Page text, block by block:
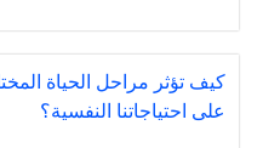
كيف تؤثر مراحل الحياة
على احتياجاتنا النفسية؟